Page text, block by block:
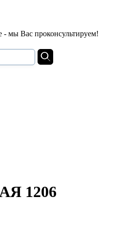
мы Вас проконсультируем!
1206